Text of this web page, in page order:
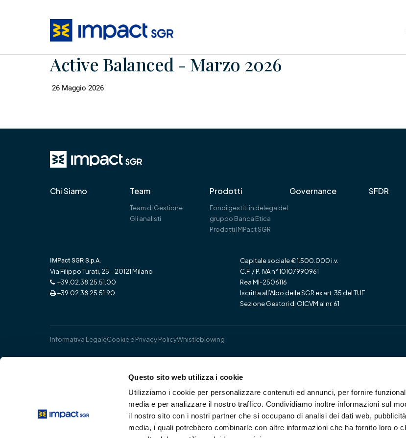
Questo sito web utilizza i cookie
Utilizziamo i cookie per personalizzare contenuti ed annunci, per fornire
media e per analizzare il nostro traffico. Condividiamo inoltre informazioni sul
il nostro sito con i nostri partner che si occupano di analisi dei dati web,
media, i quali potrebbero combinarle con altre informazioni che ha fornito loro o
Active Balanced - Marzo 2026
26 Maggio 2026
Chi Siamo Team
Team di Gestione
Gli analisti
Prodotti
Fondi gestiti in delega del
gruppo Banca Etica
Prodotti IMPact SGR
Governance SFDR
IMPact SGR S.p.A.
Via Filippo Turati, 25 – 20121 Milano
+39.02.38.25.51.00
+39.02.38.25.51.90
Capitale sociale € 1.500.000 i.v.
C.F. / P. IVA n° 10107990961
Rea MI-2506116
Iscritta all’Albo delle SGR ex art. 35 del TUF
Sezione Gestori di OICVM al nr. 61
Informativa LegaleCookie e Privacy PolicyWhistleblowing